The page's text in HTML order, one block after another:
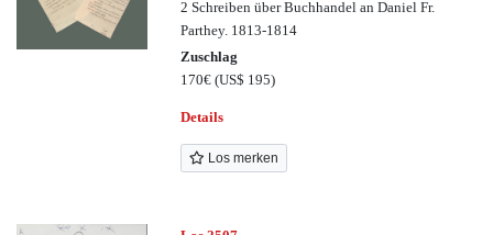
2 Schreiben über Buchhandel an Daniel Fr.
Parthey. 1813-1814
Zuschlag
170€(US$ 195)
Details
Los merken